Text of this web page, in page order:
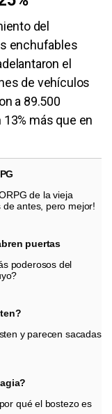
del
enchufables
el
de vehículos
a 89.500
más que en
de la vieja
de antes, pero mejor!
puertas
poderosos del
y parecen sacadas
qué el bostezo es